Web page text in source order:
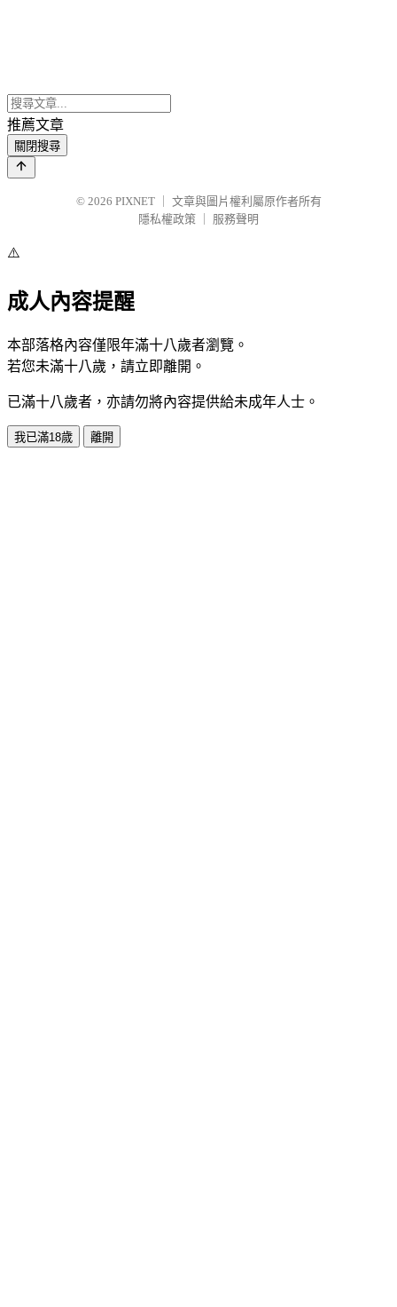
推薦文章
關閉搜尋
© 2026 PIXNET
文章與圖片權利屬原作者所有
隱私權政策
服務聲明
⚠️
成人內容提醒
本部落格內容僅限年滿十八歲者瀏覽。
若您未滿十八歲，請立即離開。
已滿十八歲者，亦請勿將內容提供給未成年人士。
我已滿18歲 離開